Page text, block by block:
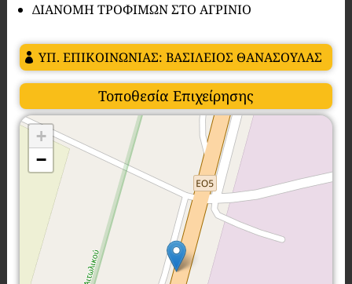
ΔΙΑΝΟΜΗ ΤΡΟΦΙΜΩΝ ΣΤΟ ΑΓΡΙΝΙΟ
ΥΠ. ΕΠΙΚΟΙΝΩΝΙΑΣ: ΒΑΣΙΛΕΙΟΣ ΘΑΝΑΣΟΥΛΑΣ
Τοποθεσία Επιχείρησης
+
−